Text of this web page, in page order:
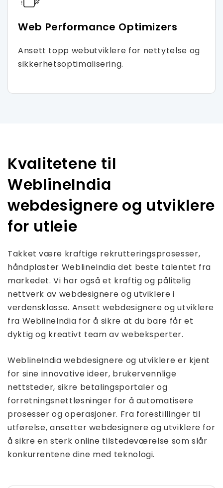
Web Performance Optimizers
Ansett topp webutviklere for nettytelse og
sikkerhetsoptimalisering.
Kvalitetene til
WeblineIndia
webdesignere og utviklere
for utleie
Takket være kraftige rekrutteringsprosesser,
håndplaster WeblineIndia det beste talentet fra
markedet. Vi har også et kraftig og pålitelig
nettverk av webdesignere og utviklere i
verdensklasse. Ansett webdesignere og utviklere
fra WeblineIndia for å sikre at du bare får et
dyktig og kreativt team av webeksperter.
WeblineIndia webdesignere og utviklere er kjent
for sine innovative ideer, brukervennlige
nettsteder, sikre betalingsportaler og
forretningsnettløsninger for å automatisere
prosesser og operasjoner. Fra forestillinger til
utførelse, ansetter webdesignere og utviklere for
å sikre en sterk online tilstedeværelse som slår
konkurrentene dine med teknologi.